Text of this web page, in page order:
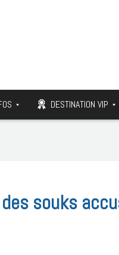
DESTINATION VIP
souks